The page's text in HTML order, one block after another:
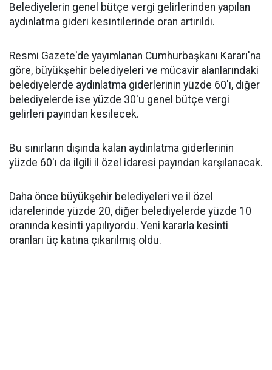
Belediyelerin genel bütçe vergi gelirlerinden yapılan
aydınlatma gideri kesintilerinde oran artırıldı.
Resmi Gazete'de yayımlanan Cumhurbaşkanı Kararı'na
göre, büyükşehir belediyeleri ve mücavir alanlarındaki
belediyelerde aydınlatma giderlerinin yüzde 60'ı, diğer
belediyelerde ise yüzde 30'u genel bütçe vergi
gelirleri payından kesilecek.
Bu sınırların dışında kalan aydınlatma giderlerinin
yüzde 60'ı da ilgili il özel idaresi payından karşılanacak.
Daha önce büyükşehir belediyeleri ve il özel
idarelerinde yüzde 20, diğer belediyelerde yüzde 10
oranında kesinti yapılıyordu. Yeni kararla kesinti
oranları üç katına çıkarılmış oldu.